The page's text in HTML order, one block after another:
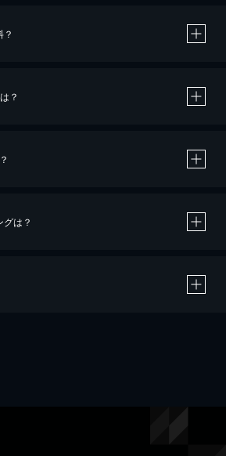
？
レジットカード決済による作品の購入 / レンタルです。
る作品の購入 / レンタルは、20％のポイント還元です。
は？